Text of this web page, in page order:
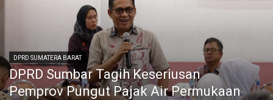
DPRD SUMATERA BARAT
DPRD Sumbar Tagih Keseriusan
Pemprov Pungut Pajak Air Permukaan